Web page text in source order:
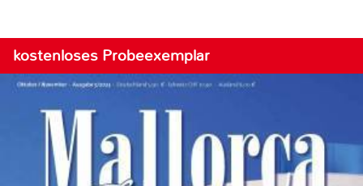
kostenloses Probeexemplar